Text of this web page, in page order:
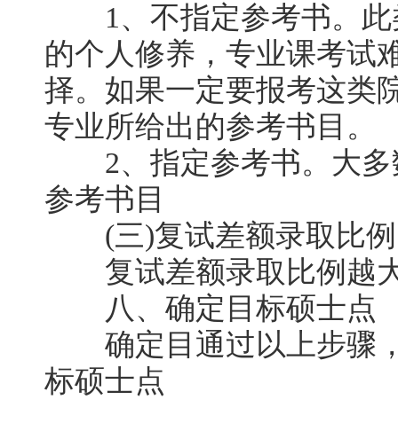
1、不指定参考书。此
的个人修养，专业课考试
择。如果一定要报考这类
专业所给出的参考书目。
2、指定参考书。大多
参考书目
(三)复试差额录取比例
复试差额录取比例越
八、确定目标硕士点
确定目通过以上步骤，
标硕士点